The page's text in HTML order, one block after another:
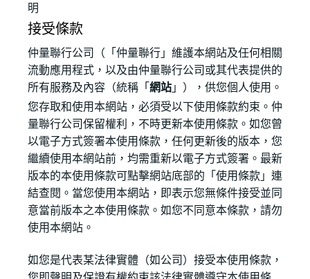
明
接受條款
仲量聯行公司（「仲量聯行」維護本網站及任何相關
流動應用程式，以及由仲量聯行公司或其代表提供的
所有服務及內容（統稱「網站」），供您個人使用。
您存取和使用本網站，必須受以下使用條款約束。仲
量聯行公司保留權利，不時更新本使用條款。如您曾
以電子方式簽署本使用條款，任何更新後的版本，您
繼續使用本網站前，均需重新以電子方式簽署。最新
版本的本使用條款可點擊網站底部的「使用條款」連
結查閱。當您使用本網站，即表示您無條件接受並同
意當前版本之本使用條款。如您不同意本條款，請勿
使用本網站。
如您是代表某法律實體（如公司）接受本使用條款，